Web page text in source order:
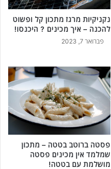
נקניקיות מרגז מתכון קל ופשוט
להכנה – איך מכינים ? היכנסו!
פברואר 7, 2023
פסטה ברוטב בטטה – מתכון
שמלמד אין מכינים פסטה
מושלמת עם בטטה!